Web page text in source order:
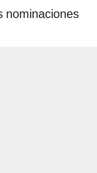
nominaciones